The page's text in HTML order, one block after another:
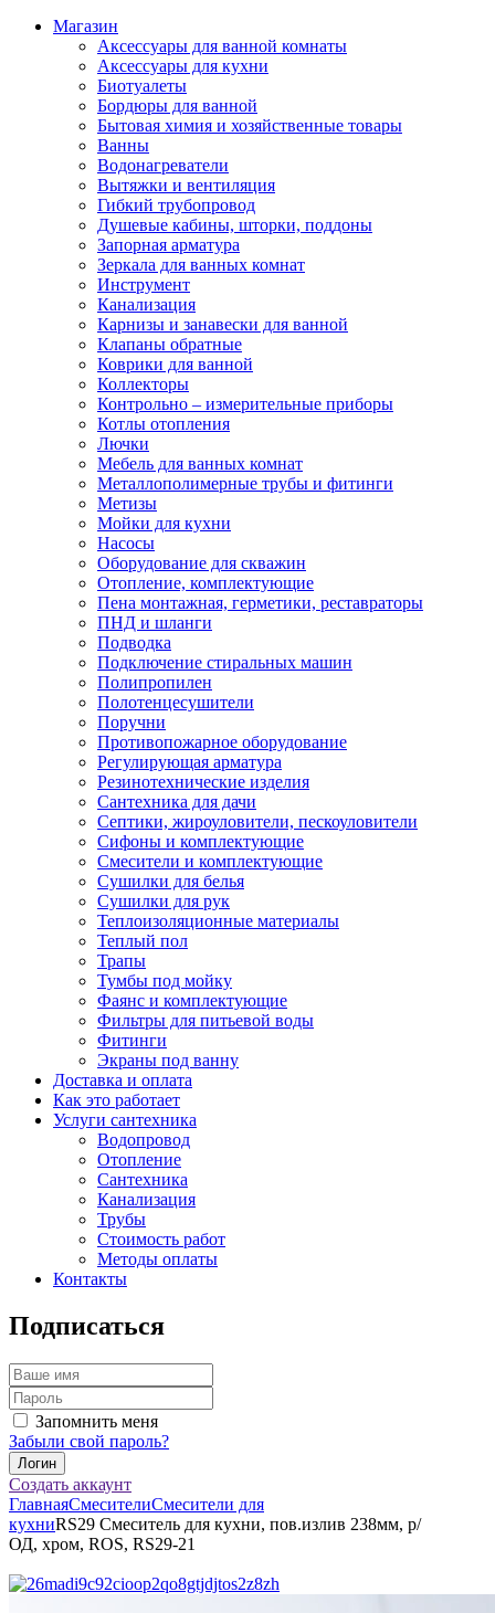
Магазин
Аксессуары для ванной комнаты
Аксессуары для кухни
Биотуалеты
Бордюры для ванной
Бытовая химия и хозяйственные товары
Ванны
Водонагреватели
Вытяжки и вентиляция
Гибкий трубопровод
Душевые кабины, шторки, поддоны
Запорная арматура
Зеркала для ванных комнат
Инструмент
Канализация
Карнизы и занавески для ванной
Клапаны обратные
Коврики для ванной
Коллекторы
Контрольно – измерительные приборы
Котлы отопления
Лючки
Мебель для ванных комнат
Металлополимерные трубы и фитинги
Метизы
Мойки для кухни
Насосы
Оборудование для скважин
Отопление, комплектующие
Пена монтажная, герметики, реставраторы
ПНД и шланги
Подводка
Подключение стиральных машин
Полипропилен
Полотенцесушители
Поручни
Противопожарное оборудование
Регулирующая арматура
Резинотехнические изделия
Сантехника для дачи
Септики, жироуловители, пескоуловители
Сифоны и комплектующие
Смесители и комплектующие
Сушилки для белья
Сушилки для рук
Теплоизоляционные материалы
Теплый пол
Трапы
Тумбы под мойку
Фаянс и комплектующие
Фильтры для питьевой воды
Фитинги
Экраны под ванну
Доставка и оплата
Как это работает
Услуги сантехника
Водопровод
Отопление
Сантехника
Канализация
Трубы
Стоимость работ
Методы оплаты
Контакты
Подписаться
Запомнить меня
Забыли свой пароль?
Создать аккаунт
ГлавнаяСмесителиСмесители для
кухниRS29 Смеситель для кухни, пов.излив 238мм, р/
ОД, хром, ROS, RS29-21